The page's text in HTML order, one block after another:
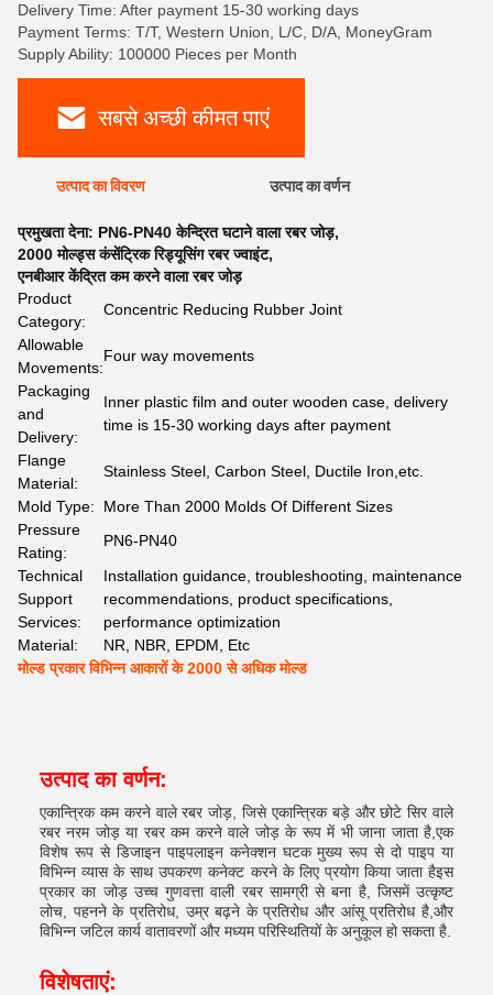
Delivery Time: After payment 15-30 working days
Payment Terms: T/T, Western Union, L/C, D/A, MoneyGram
Supply Ability: 100000 Pieces per Month
सबसे अच्छी कीमत पाएं
उत्पाद का विवरण उत्पाद का वर्णन
प्रमुखता देना: PN6-PN40 केन्द्रित घटाने वाला रबर जोड़,
2000 मोल्ड्स कंसेंट्रिक रिड्यूसिंग रबर ज्वाइंट,
एनबीआर केंद्रित कम करने वाला रबर जोड़
Product
Category:
Concentric Reducing Rubber Joint
Allowable
Movements:
Four way movements
Packaging
and
Delivery:
Inner plastic film and outer wooden case, delivery
time is 15-30 working days after payment
Flange
Material:
Stainless Steel, Carbon Steel, Ductile Iron,etc.
Mold Type:
More Than 2000 Molds Of Different Sizes
Pressure
Rating:
PN6-PN40
Technical
Support
Services:
Installation guidance, troubleshooting, maintenance
recommendations, product specifications,
performance optimization
Material:
NR, NBR, EPDM, Etc
मोल्ड प्रकार विभिन्न आकारों के 2000 से अधिक मोल्ड
उत्पाद का वर्णन:
एकान्त्रिक कम करने वाले रबर जोड़, जिसे एकान्त्रिक बड़े और छोटे सिर वाले
रबर नरम जोड़ या रबर कम करने वाले जोड़ के रूप में भी जाना जाता है,एक
विशेष रूप से डिजाइन पाइपलाइन कनेक्शन घटक मुख्य रूप से दो पाइप या
विभिन्न व्यास के साथ उपकरण कनेक्ट करने के लिए प्रयोग किया जाता हैइस
प्रकार का जोड़ उच्च गुणवत्ता वाली रबर सामग्री से बना है, जिसमें उत्कृष्ट
लोच, पहनने के प्रतिरोध, उम्र बढ़ने के प्रतिरोध और आंसू प्रतिरोध है,और
विभिन्न जटिल कार्य वातावरणों और मध्यम परिस्थितियों के अनुकूल हो सकता है.
विशेषताएं: